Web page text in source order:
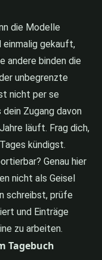
die Modelle
einmalig gekauft,
andere binden die
unbegrenzte
nicht per se
Zugang davon
läuft. Frag dich,
kündigst.
Genau hier
nicht als Geisel
schreibst, prüfe
und Einträge
zu arbeiten.
Tagebuch